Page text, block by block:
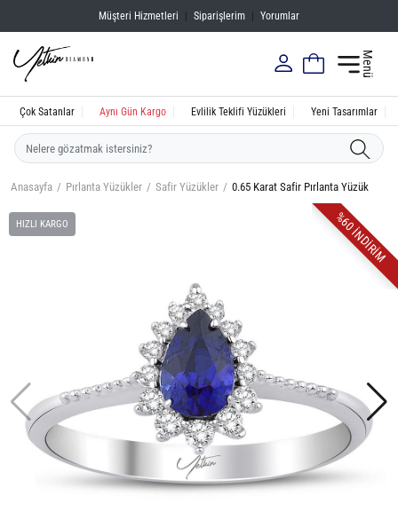
Müşteri Hizmetleri Siparişlerim Yorumlar
Menü
Çok Satanlar Aynı Gün Kargo Evlilik Teklifi Yüzükleri Yeni Tasarımlar
Anasayfa Pırlanta Yüzükler Safir Yüzükler 0.65 Karat Safir Pırlanta Yüzük
HIZLI KARGO %60 İNDİRİM